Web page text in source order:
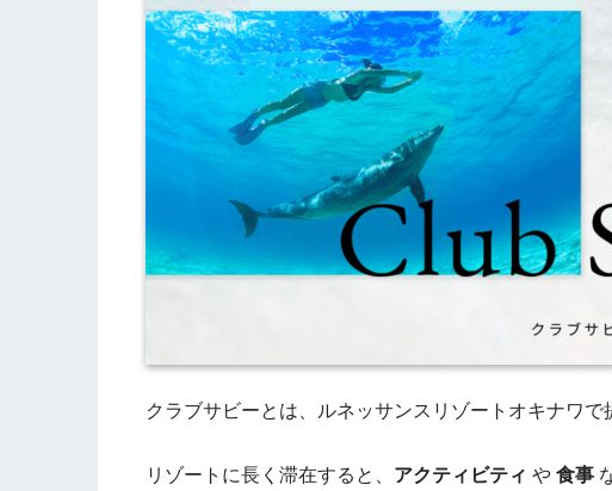
クラブサビーとは、ルネッサンスリゾートオキナワで
リゾートに長く滞在すると、 アクティビティ や 食事